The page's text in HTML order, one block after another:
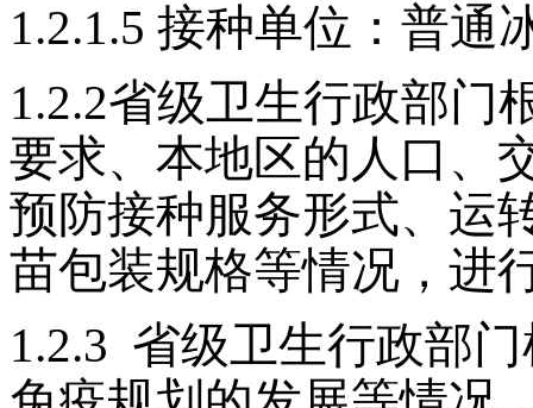
1.2.1.5 接种单位：普通
1.2.2省级卫生行政部门
要求、本地区的人口、
预防接种服务形式、运
苗包装规格等情况，进
1.2.3 省级卫生行政部